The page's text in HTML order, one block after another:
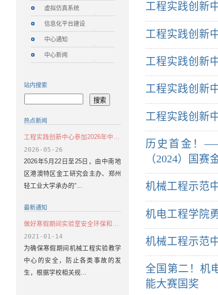
虚拟仿真系统
信息化平台建设
中心通知
中心新闻
站内搜索
热点新闻
2026-05-26
2026年5月22日至25日，由中南地
区港澳特区金工研究会主办、郑州
轻工业大学承办的“...
最新通知
做好寒假期间实验室安全环保和疫情防控工作的通知
2021-01-14
为确保寒假期间机械工程实验教学
中心的安全，防止各类事故的发
生，根据学校相关规...
工程实践创新
工程实践创新
工程实践创新
工程实践创新
工程实践创新
历史首金！
（2024）国赛
机械工程示范
机电工程学院
机械工程示范
全国第二！机
能大赛国奖